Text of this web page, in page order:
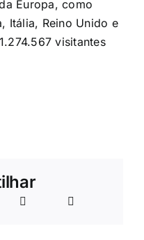
Europa, como
Itália, Reino Unido e
visitantes